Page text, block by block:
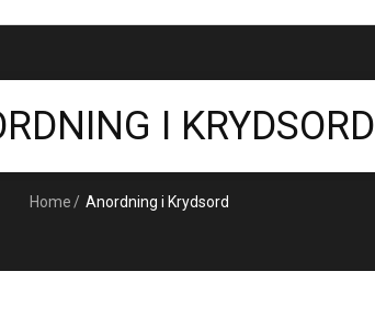
I KRYDSORD
Home / Anordning i Krydsord